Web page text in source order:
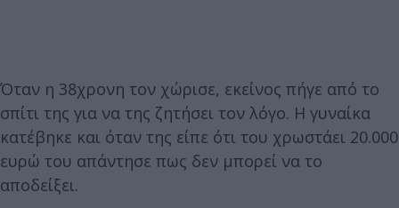
Όταν η 38χρονη τον χώρισε, εκείνος πήγε από το
σπίτι της για να της ζητήσει τον λόγο. Η γυναίκα
κατέβηκε και όταν της είπε ότι του χρωστάει 20.000
ευρώ του απάντησε πως δεν μπορεί να το
αποδείξει.